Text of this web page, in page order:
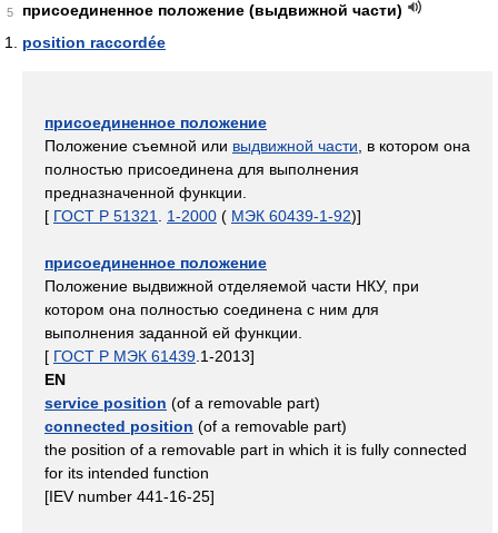
5
присоединенное положение (выдвижной части)
position raccordée
присоединенное положение
Положение съемной или выдвижной части , в котором она
полностью присоединена для выполнения
предназначенной функции.
[ ГОСТ Р 51321 1-2000 ( МЭК 60439-1-92)]
присоединенное положение
Положение выдвижной отделяемой части НКУ, при
котором она полностью соединена с ним для
выполнения заданной ей функции.
[ ГОСТ Р МЭК 61439 .1-2013]
EN
service position (of a removable part)
connected position (of a removable part)
the position of a removable part in which it is fully connected
for its intended function
[IEV number 441-16-25]